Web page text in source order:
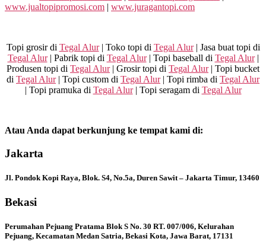
www.jualtopipromosi.com | www.juragantopi.com
Topi grosir di Tegal Alur| Toko topi di Tegal Alur| Jasa buat topi di
Tegal Alur| Pabrik topi di Tegal Alur| Topi baseball di Tegal Alur|
Produsen topi di Tegal Alur| Grosir topi di Tegal Alur| Topi bucket
di Tegal Alur| Topi custom di Tegal Alur| Topi rimba di Tegal Alur
| Topi pramuka di Tegal Alur| Topi seragam di Tegal Alur
Atau Anda dapat berkunjung ke tempat kami di:
Jakarta
Jl. Pondok Kopi Raya, Blok. S4, No.5a, Duren Sawit – Jakarta Timur, 13460
Bekasi
Perumahan Pejuang Pratama Blok S No. 30 RT. 007/006, Kelurahan
Pejuang, Kecamatan Medan Satria, Bekasi Kota, Jawa Barat, 17131